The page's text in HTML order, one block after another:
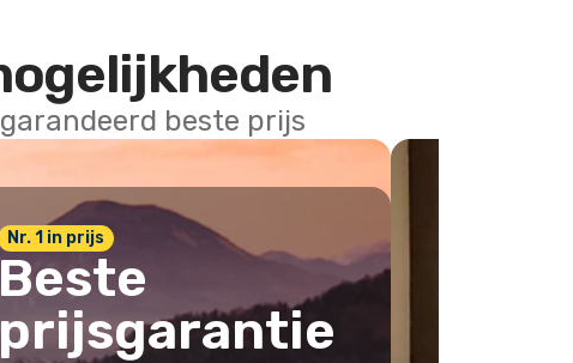
beste prijs
Nr. 1 in prijs
Beste
prijsgarantie